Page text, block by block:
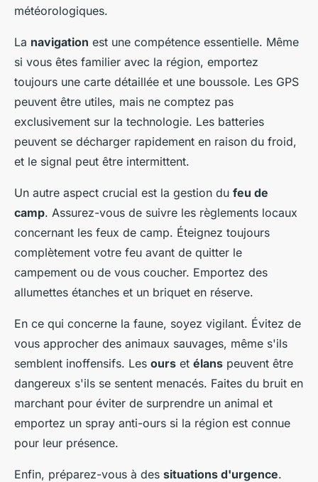
météorologiques.
La navigation est une compétence essentielle. Même
si vous êtes familier avec la région, emportez
toujours une carte détaillée et une boussole. Les GPS
peuvent être utiles, mais ne comptez pas
exclusivement sur la technologie. Les batteries
peuvent se décharger rapidement en raison du froid,
et le signal peut être intermittent.
Un autre aspect crucial est la gestion du feu de
camp. Assurez-vous de suivre les règlements locaux
concernant les feux de camp. Éteignez toujours
complètement votre feu avant de quitter le
campement ou de vous coucher. Emportez des
allumettes étanches et un briquet en réserve.
En ce qui concerne la faune, soyez vigilant. Évitez de
vous approcher des animaux sauvages, même s'ils
semblent inoffensifs. Les ours et élans peuvent être
dangereux s'ils se sentent menacés. Faites du bruit en
marchant pour éviter de surprendre un animal et
emportez un spray anti-ours si la région est connue
pour leur présence.
Enfin, préparez-vous à des situations d'urgence.